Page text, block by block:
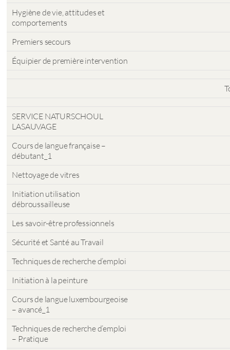
Hygiène de vie, attitudes et
comportements
Premiers secours
Équipier de première intervention
SERVICE NATURSCHOUL
LASAUVAGE
Cours de langue française –
débutant_1
Nettoyage de vitres
Initiation utilisation
débroussailleuse
Les savoir-être professionnels
Sécurité et Santé au Travail
Techniques de recherche d’emploi
Initiation à la peinture
Cours de langue luxembourgeoise
– avancé_1
Techniques de recherche d’emploi
– Pratique